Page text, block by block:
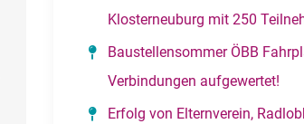
Klosterneuburg mit 250
Baustellensommer ÖBB
Verbindungen aufgewertet!
Erfolg von Elternverein,